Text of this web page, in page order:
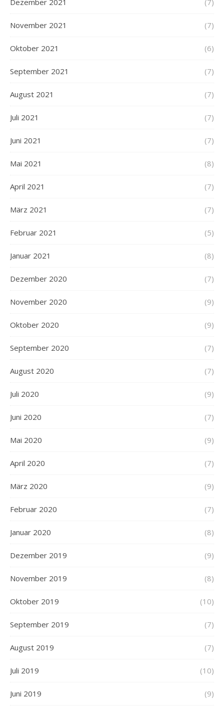
Dezember 2021 (7)
November 2021 (7)
Oktober 2021 (6)
September 2021 (7)
August 2021 (7)
Juli 2021 (7)
Juni 2021 (7)
Mai 2021 (8)
April 2021 (7)
März 2021 (7)
Februar 2021 (5)
Januar 2021 (8)
Dezember 2020 (7)
November 2020 (9)
Oktober 2020 (9)
September 2020 (7)
August 2020 (7)
Juli 2020 (9)
Juni 2020 (7)
Mai 2020 (9)
April 2020 (7)
März 2020 (9)
Februar 2020 (7)
Januar 2020 (8)
Dezember 2019 (9)
November 2019 (8)
Oktober 2019 (10)
September 2019 (7)
August 2019 (7)
Juli 2019 (10)
Juni 2019 (9)